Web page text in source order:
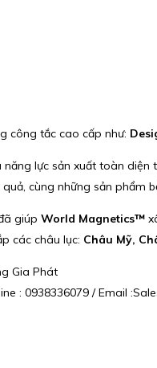
công tắc cao cấp như:
lực sản xuất toàn
cùng những sản phẩm
giúp World Magnetics™
các châu lục: Châu Mỹ,
Gia Phát
: 0938336079 / Email